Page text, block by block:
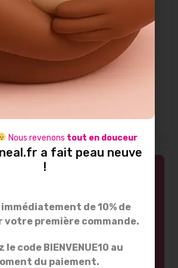
libres ou tire-lait de
choisir?
tout une histoire de lien, de douceur,
Nous revenons tout en douceur
a fait peau neuve
!
de 10% de
votre première commande.
code BIENVENUE10 au
du paiement.